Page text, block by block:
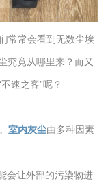
常常会看到无数尘埃
究竟从哪里来？而又
速之客”呢？
室内灰尘由多种因素
会让外部的污染物进